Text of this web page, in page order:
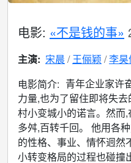
电影: «不是钱的事»
主演: 宋晨 王俪颖 李昊
电影简介: 青年企业家许
力量,也为了留住即将失
村小变城小的诺言。然而
多舛,百转千回。 他用各
的性格、事业、情怀迥然
小转变格局的过程也碰撞